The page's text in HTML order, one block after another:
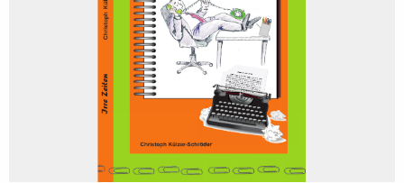
Bücher | Literatur aus Nordhessen